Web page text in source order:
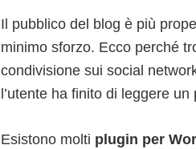
Il pubblico del blog è più
minimo sforzo. Ecco perché
condivisione sui social
l’utente ha finito di leggere
Esistono molti plugin per